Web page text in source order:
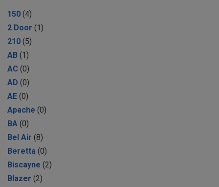
150 (4)
2 Door (1)
210 (5)
AB (1)
AC (0)
AD (0)
AE (0)
Apache (0)
BA (0)
Bel Air (8)
Beretta (0)
Biscayne (2)
Blazer (2)